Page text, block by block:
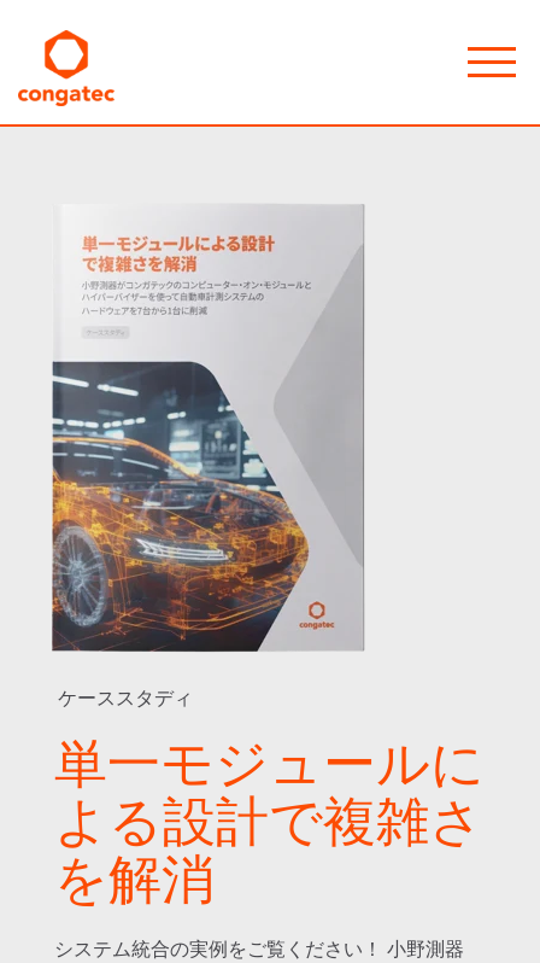
ケーススタディ
単一モジュールに
よる設計で複雑さ
を解消
システム統合の実例をご覧ください！ 小野測器